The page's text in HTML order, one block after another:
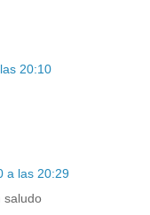
20:10
a las 20:29
saludo